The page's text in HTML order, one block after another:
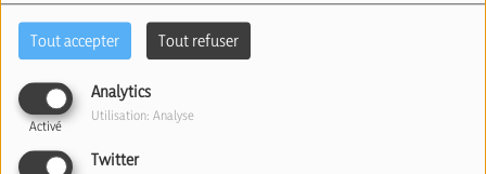
Tout accepter Tout refuser
Analytics
Activé
Utilisation: Analyse
Twitter
Animateur de